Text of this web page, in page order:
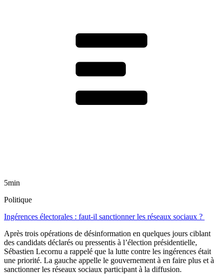
5min
Politique
Ingérences électorales : faut-il sanctionner les réseaux sociaux ?
Après trois opérations de désinformation en quelques jours ciblant
des candidats déclarés ou pressentis à l’élection présidentielle,
Sébastien Lecornu a rappelé que la lutte contre les ingérences était
une priorité. La gauche appelle le gouvernement à en faire plus et à
sanctionner les réseaux sociaux participant à la diffusion.